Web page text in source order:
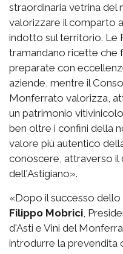
straordinaria vetrina
valorizzare il comparto
indotto sul territorio. Le
tramandano ricette che
preparate con
aziende, mentre il
Monferrato valorizza,
un patrimonio
ben oltre i confini della
valore più autentico
conoscere, attraverso il
dell'Astigiano».
«Dopo il successo
Filippo Mobrici ,
d'Asti e Vini del
introdurre la prevendita